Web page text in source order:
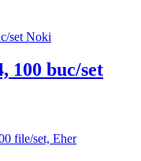
100 buc/set